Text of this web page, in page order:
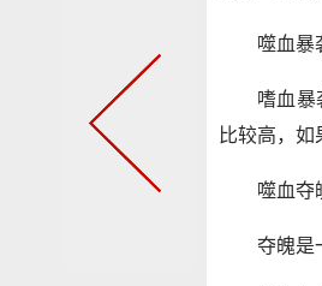
噬血暴
嗜血暴
比较高，如
噬血夺
夺魄是